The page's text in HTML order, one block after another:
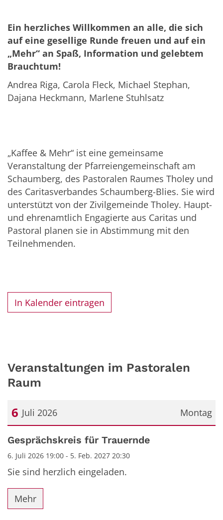
Ein herzliches Willkommen an alle, die sich
auf eine gesellige Runde freuen und auf ein
„Mehr“ an Spaß, Information und gelebtem
Brauchtum!
Andrea Riga, Carola Fleck, Michael Stephan,
Dajana Heckmann, Marlene Stuhlsatz
„Kaffee & Mehr“ ist eine gemeinsame
Veranstaltung der Pfarreiengemeinschaft am
Schaumberg, des Pastoralen Raumes Tholey und
des Caritasverbandes Schaumberg-Blies. Sie wird
unterstützt von der Zivilgemeinde Tholey. Haupt-
und ehrenamtlich Engagierte aus Caritas und
Pastoral planen sie in Abstimmung mit den
Teilnehmenden.
In Kalender eintragen
Veranstaltungen im Pastoralen
Raum
Montag
6 Juli 2026
Datum: 6. Juli 2026
Gesprächskreis für Trauernde
6. Juli 2026 19:00 - 5. Feb. 2027 20:30
Sie sind herzlich eingeladen.
Mehr